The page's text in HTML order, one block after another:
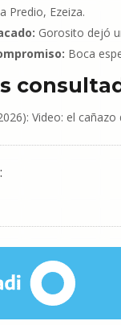
Predio, Ezeiza.
Gorosito dejó
Boca
Video: el